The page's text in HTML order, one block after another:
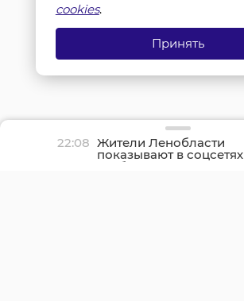
22:08 Жители Ленобласти
показывают в соцсетях
грибные трофеи
cookies.
Принять